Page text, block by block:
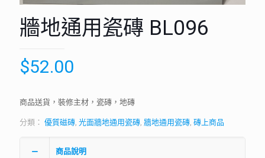
牆地通用瓷磚 BL096
$52.00
商品送貨，裝修主材，瓷磚，地磚
分類： 優質磁磚, 光面牆地通用瓷磚, 牆地通用瓷磚, 磚上商品
商品說明